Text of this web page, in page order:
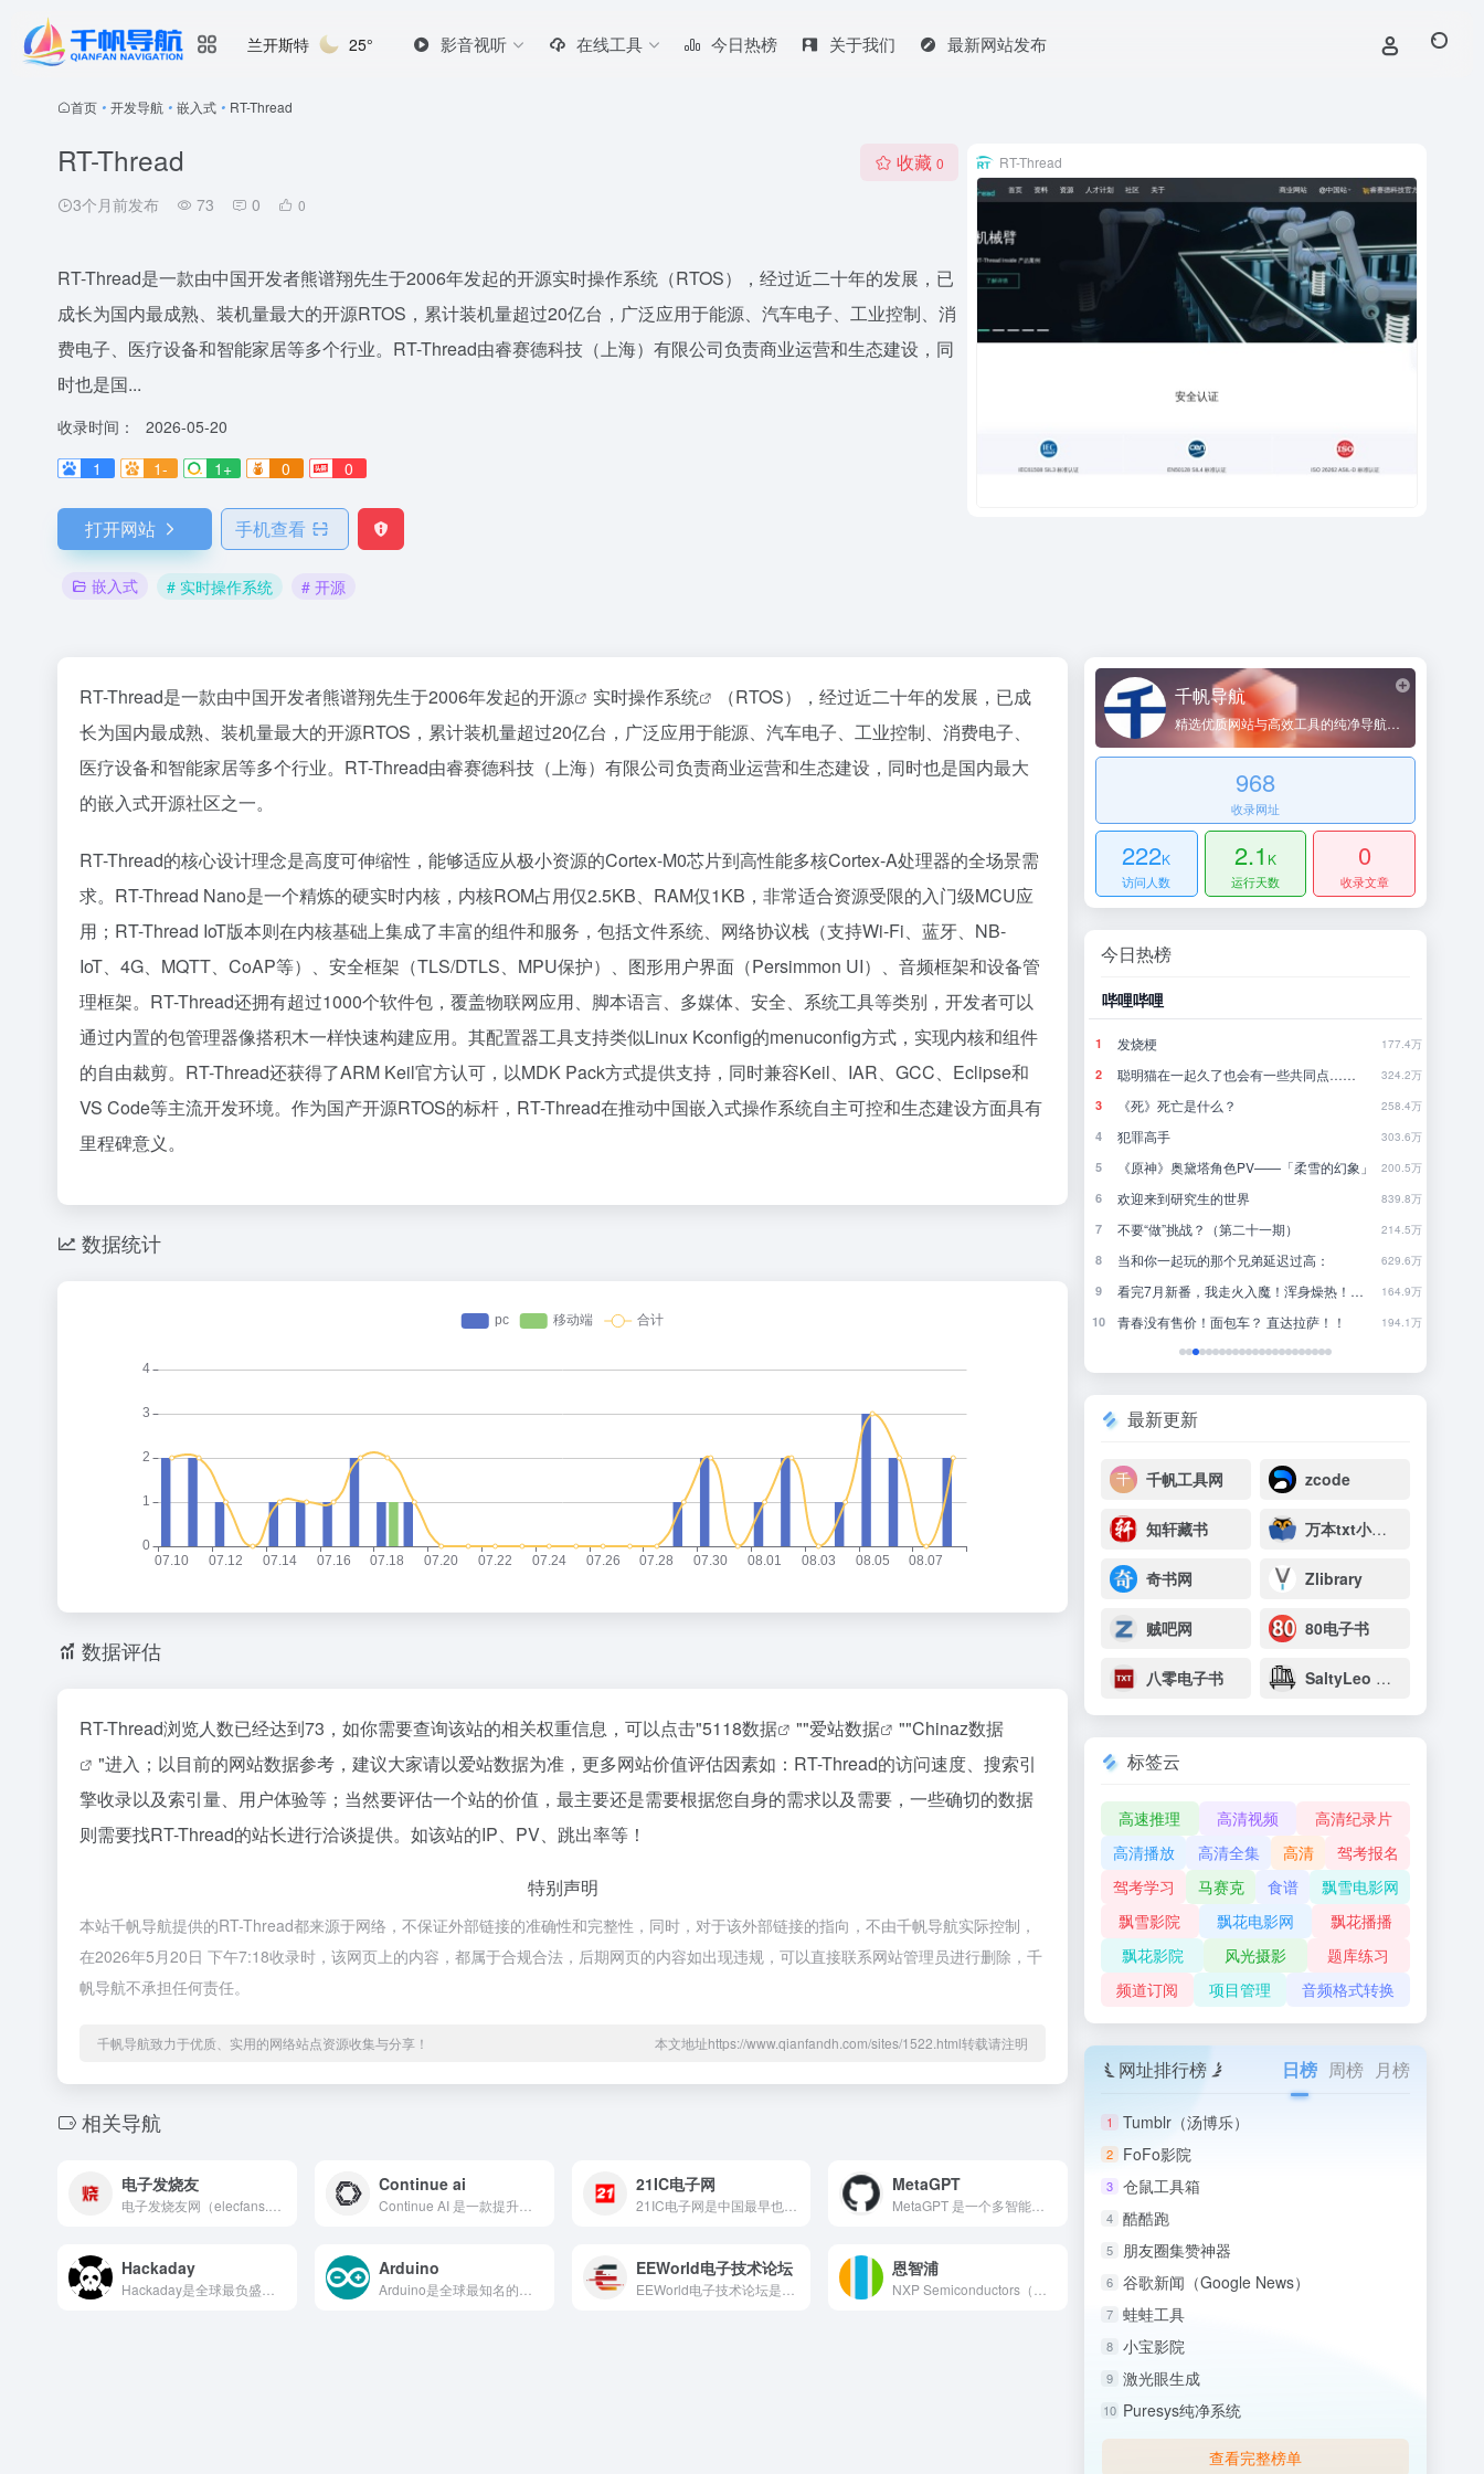
兰开斯特 25° 影音视听 在线工具 今日热榜 关于我们 最新网站发布
首页 • 开发导航 • 嵌入式 • RT-Thread
RT-Thread
3个月前发布 73 0 0
收藏 0
RT-Thread是一款由中国开发者熊谱翔先生于2006年发起的开源实时操作系统（RTOS），经过近二十年的发展，已
成长为国内最成熟、装机量最大的开源RTOS，累计装机量超过20亿台，广泛应用于能源、汽车电子、工业控制、消
费电子、医疗设备和智能家居等多个行业。RT-Thread由睿赛德科技（上海）有限公司负责商业运营和生态建设，同
时也是国...
收录时间：
2026-05-20
1
1- 1+ 0 0
打开网站 手机查看
嵌入式 # 实时操作系统 # 开源
RT-Thread
RT-Thread是一款由中国开发者熊谱翔先生于2006年发起的开源 实时操作系统
（RTOS），经过近二十年的发展，已成
长为国内最成熟、装机量最大的开源RTOS，累计装机量超过20亿台，广泛应用于能源、汽车电子、工业控制、消费电子、
医疗设备和智能家居等多个行业。RT-Thread由睿赛德科技（上海）有限公司负责商业运营和生态建设，同时也是国内最大
的嵌入式开源社区之一。
RT-Thread的核心设计理念是高度可伸缩性，能够适应从极小资源的Cortex-M0芯片到高性能多核Cortex-A处理器的全场景需
求。RT-Thread Nano是一个精炼的硬实时内核，内核ROM占用仅2.5KB、RAM仅1KB，非常适合资源受限的入门级MCU应
用；RT-Thread IoT版本则在内核基础上集成了丰富的组件和服务，包括文件系统、网络协议栈（支持Wi-Fi、蓝牙、NB-
IoT、4G、MQTT、CoAP等）、安全框架（TLS/DTLS、MPU保护）、图形用户界面（Persimmon UI）、音频框架和设备管
理框架。RT-Thread还拥有超过1000个软件包，覆盖物联网应用、脚本语言、多媒体、安全、系统工具等类别，开发者可以
通过内置的包管理器像搭积木一样快速构建应用。其配置器工具支持类似Linux Kconfig的menuconfig方式，实现内核和组件
的自由裁剪。RT-Thread还获得了ARM Keil官方认可，以MDK Pack方式提供支持，同时兼容Keil、IAR、GCC、Eclipse和
VS Code等主流开发环境。作为国产开源RTOS的标杆，RT-Thread在推动中国嵌入式操作系统自主可控和生态建设方面具有
里程碑意义。
数据统计
数据评估
RT-Thread浏览人数已经达到73，如你需要查询该站的相关权重信息，可以点击"5118数据 ""爱站数据 ""Chinaz数据
"进入；以目前的网站数据参考，建议大家请以爱站数据为准，更多网站价值评估因素如：RT-Thread的访问速度、搜索引
擎收录以及索引量、用户体验等；当然要评估一个站的价值，最主要还是需要根据您自身的需求以及需要，一些确切的数据
则需要找RT-Thread的站长进行洽谈提供。如该站的IP、PV、跳出率等！
特别声明
本站千帆导航提供的RT-Thread都来源于网络，不保证外部链接的准确性和完整性，同时，对于该外部链接的指向，不由千帆导航实际控制，
在2026年5月20日 下午7:18收录时，该网页上的内容，都属于合规合法，后期网页的内容如出现违规，可以直接联系网站管理员进行删除，千
帆导航不承担任何责任。
千帆导航致力于优质、实用的网络站点资源收集与分享！ 本文地址https://www.qianfandh.com/sites/1522.html转载请注明
相关导航
电子发烧友 Continue ai
Continue AI 是一款提升开发者生产力的开源AI代码...
21IC电子网
21IC电子网是中国最早也是最具影响力的电子工程技术门户网站...
MetaGPT
Hackaday Arduino EEWorld电子技术论坛 恩智浦
千帆导航
精选优质网站与高效工具的纯净导航平台
968
收录网址
222K
访问人数
2.1 K
运行天数
0
收录文章
今日热榜
36氪
1 既然你这么聪明，为什么在网上赚不到钱？ 85
2 突发 | ChatGPT最强模型紧急踩刹车，奥特曼：你（Astra）吓到我了 33
3 Cursor，即将彻底消失？ 22
DeepSeek大涨价，Token价格战终于要结束了？
百度热搜
1 人民的健康、体质、幸福一脉相承
2 广东又要“下开水”了
3 台风白海豚闭眼意味着什么 771.4万
742.6万
哔哩哔哩
1 发烧梗 177.4万
2 聪明猫在一起久了也会有一些共同点…… 324.2万
3 《死》死亡是什么？ 258.4万
4 犯罪高手 303.6万
5 《原神》奥黛塔角色PV——「柔雪的幻象」 200.5万
6 欢迎来到研究生的世界 839.8万
7 不要“做”挑战？（第二十一期） 214.5万
8 当和你一起玩的那个兄弟延迟过高： 629.6万
9 看完7月新番，我走火入魔！浑身燥热！【泛式】 164.9万
10 青春没有售价！面包车？ 直达拉萨！！ 194.1万
最新更新
千帆工具网 zcode
知轩藏书 万本txt小说下载网
奇书网 Zlibrary
贼吧网 80电子书
八零电子书 SaltyLeo 的书架
标签云
高速推理 高清视频
高清纪录片
高清播放
高清全集 高清
驾考报名
驾考学习
马赛克 食谱
飘雪电影网
飘雪影院
飘花电影网
飘花播播
飘花影院
风光摄影
题库练习
频道订阅
项目管理 音频格式转换
网址排行榜 日榜 周榜 月榜
1 Tumblr（汤博乐）
2 FoFo影院
3 仓鼠工具箱
4 酷酷跑
5 朋友圈集赞神器
6 谷歌新闻（Google News）
7 蛙蛙工具
8 小宝影院
9 激光眼生成
10 Puresys纯净系统
查看完整榜单